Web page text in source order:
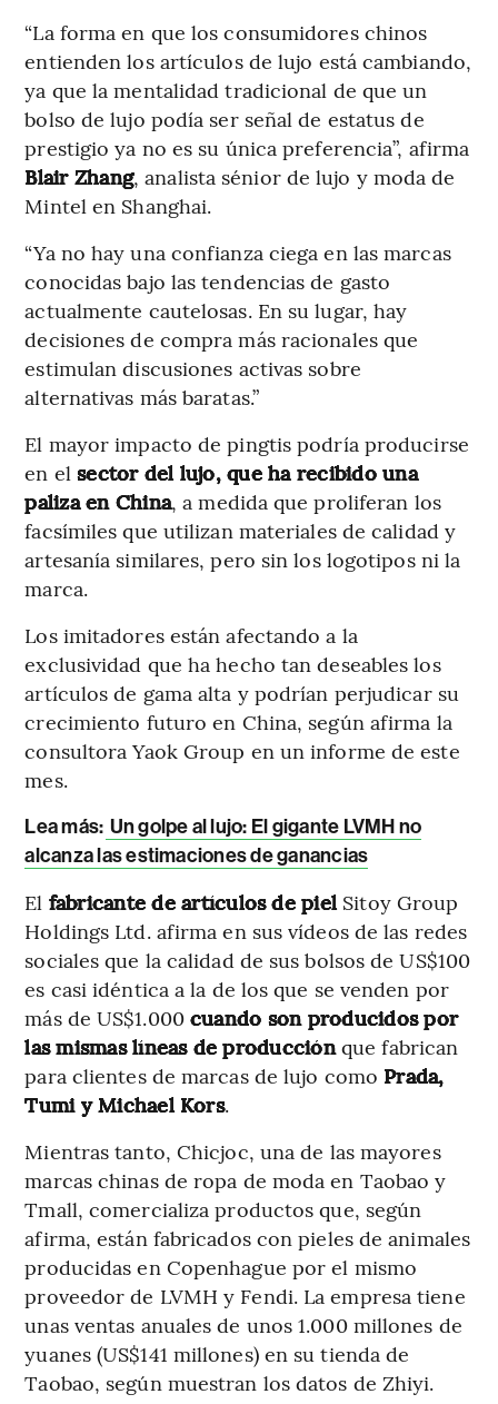
“La forma en que los consumidores chinos
entienden los artículos de lujo está cambiando,
ya que la mentalidad tradicional de que un
bolso de lujo podía ser señal de estatus de
prestigio ya no es su única preferencia”, afirma
Blair Zhang, analista sénior de lujo y moda de
Mintel en Shanghai.
“Ya no hay una confianza ciega en las marcas
conocidas bajo las tendencias de gasto
actualmente cautelosas. En su lugar, hay
decisiones de compra más racionales que
estimulan discusiones activas sobre
alternativas más baratas.”
El mayor impacto de pingtis podría producirse
en el sector del lujo, que ha recibido una
paliza en China, a medida que proliferan los
facsímiles que utilizan materiales de calidad y
artesanía similares, pero sin los logotipos ni la
marca.
Los imitadores están afectando a la
exclusividad que ha hecho tan deseables los
artículos de gama alta y podrían perjudicar su
crecimiento futuro en China, según afirma la
consultora Yaok Group en un informe de este
mes.
Lea más: Un golpe al lujo: El gigante LVMH no
alcanza las estimaciones de ganancias
El fabricante de artículos de piel Sitoy Group
Holdings Ltd. afirma en sus vídeos de las redes
sociales que la calidad de sus bolsos de US$100
es casi idéntica a la de los que se venden por
más de US$1.000 cuando son producidos por
las mismas líneas de producciónque fabrican
para clientes de marcas de lujo como Prada,
Tumi y Michael Kors.
Mientras tanto, Chicjoc, una de las mayores
marcas chinas de ropa de moda en Taobao y
Tmall, comercializa productos que, según
afirma, están fabricados con pieles de animales
producidas en Copenhague por el mismo
proveedor de LVMH y Fendi. La empresa tiene
unas ventas anuales de unos 1.000 millones de
yuanes (US$141 millones) en su tienda de
Taobao, según muestran los datos de Zhiyi.